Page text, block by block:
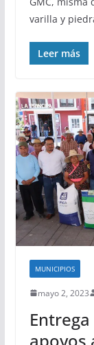
varilla y
Leer más
MUNICIPIOS
mayo 2, 2023